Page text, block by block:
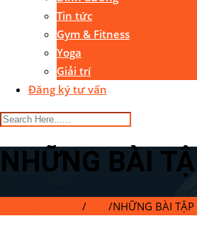
Tin tức
Gym & Fitness
Yoga
Giải trí
Đăng ký tư vấn
NHỮNG BÀI
/ /NHỮNG BÀI